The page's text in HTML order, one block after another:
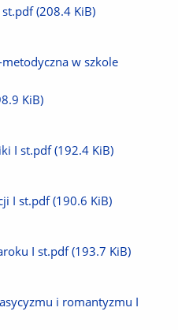
st.pdf (208.4 KiB)
w szkole
KiB)
I st.pdf (192.4 KiB)
I st.pdf (190.6 KiB)
I st.pdf (193.7 KiB)
i romantyzmu I